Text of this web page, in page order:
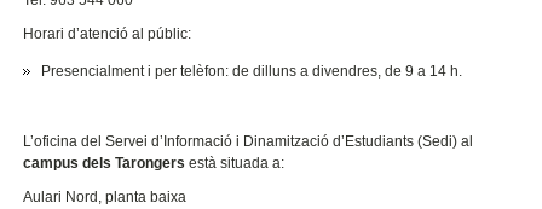
Horari d’atenció al públic:
Presencialment i per telèfon: de dilluns a divendres, de 9 a 14 h.
L’oficina del Servei d’Informació i Dinamització d’Estudiants (Sedi) al
campus dels Tarongers està situada a:
Aulari Nord, planta baixa